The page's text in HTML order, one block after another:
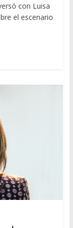
con Luisa
el escenario